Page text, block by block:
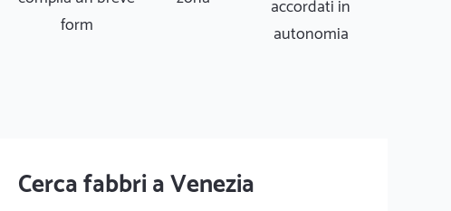
form
accordati in
autonomia
Cerca fabbri a Venezia